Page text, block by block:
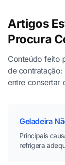
Artigos
Procura
Conteúdo feito
de
entre consertar
Geladeira
Principais
refrigera